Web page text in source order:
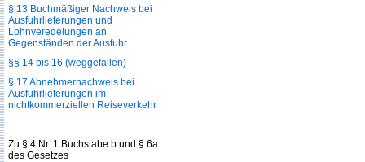
§ 13 Buchmäßiger Nachweis bei
Ausfuhrlieferungen und
Lohnveredelungen an
Gegenständen der Ausfuhr
§§ 14 bis 16 (weggefallen)
§ 17 Abnehmernachweis bei
Ausfuhrlieferungen im
nichtkommerziellen Reiseverkehr
-
Zu § 4 Nr. 1 Buchstabe b und § 6a
des Gesetzes